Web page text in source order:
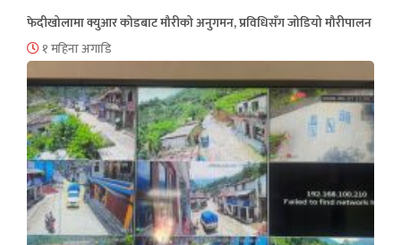
फेदीखोलामा क्युआर कोडबाट मौरीको अनुगमन, प्रविधिसँग जोडियो मौरीपालन
१ महिना अगाडि